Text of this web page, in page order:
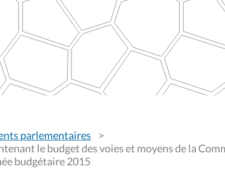
parlementaires
le budget des voies et moyens de la
budgétaire 2015